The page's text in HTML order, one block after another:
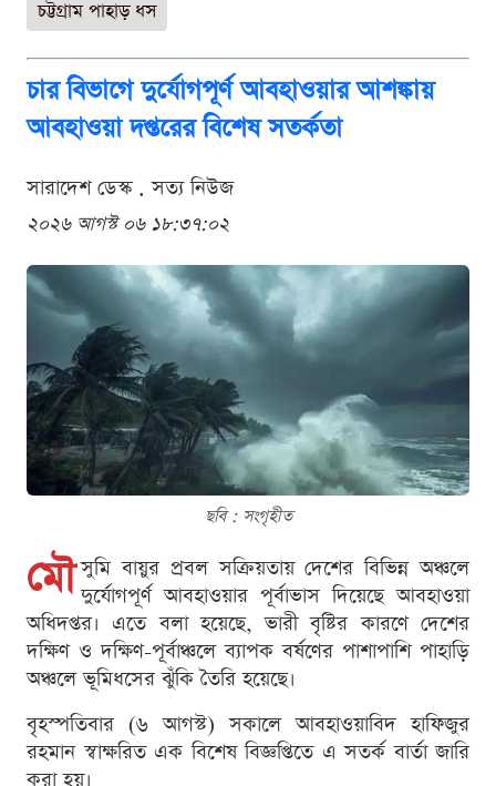
চট্টগ্রাম পাহাড় ধস
চার বিভাগে দুর্যোগপূর্ণ আবহাওয়ার আশঙ্কায়
আবহাওয়া দপ্তরের বিশেষ সতর্কতা
সারাদেশ ডেস্ক . সত্য নিউজ
২০২৬ আগস্ট ০৬ ১৮:৩৭:০২
ছবি : সংগৃহীত
মৌ সুমি বায়ুর প্রবল সক্রিয়তায় দেশের বিভিন্ন অঞ্চলে
দুর্যোগপূর্ণ আবহাওয়ার পূর্বাভাস দিয়েছে আবহাওয়া
অধিদপ্তর। এতে বলা হয়েছে, ভারী বৃষ্টির কারণে দেশের
দক্ষিণ ও দক্ষিণ-পূর্বাঞ্চলে ব্যাপক বর্ষণের পাশাপাশি পাহাড়ি
অঞ্চলে ভূমিধসের ঝুঁকি তৈরি হয়েছে।
বৃহস্পতিবার (৬ আগস্ট) সকালে আবহাওয়াবিদ হাফিজুর
রহমান স্বাক্ষরিত এক বিশেষ বিজ্ঞপ্তিতে এ সতর্ক বার্তা জারি
করা হয়।